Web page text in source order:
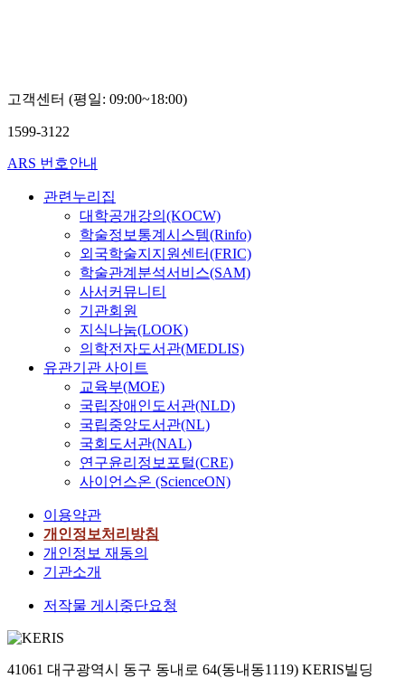
고객센터 (평일: 09:00~18:00)
1599-3122
ARS 번호안내
관련누리집
대학공개강의(KOCW)
학술정보통계시스템(Rinfo)
외국학술지지원센터(FRIC)
학술관계분석서비스(SAM)
사서커뮤니티
기관회원
지식나눔(LOOK)
의학전자도서관(MEDLIS)
유관기관 사이트
교육부(MOE)
국립장애인도서관(NLD)
국립중앙도서관(NL)
국회도서관(NAL)
연구윤리정보포털(CRE)
사이언스온 (ScienceON)
이용약관
개인정보처리방침
개인정보 재동의
기관소개
저작물 게시중단요청
41061 대구광역시 동구 동내로 64(동내동1119) KERIS빌딩